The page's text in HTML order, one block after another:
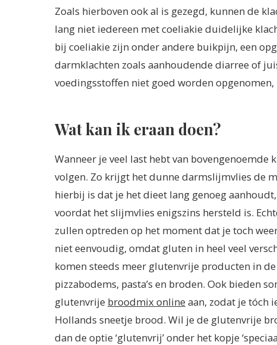
Zoals hierboven ook al is gezegd, kunnen de
lang niet iedereen met coeliakie duidelijke
bij coeliakie zijn onder andere buikpijn, een
darmklachten zoals aanhoudende diarree of
voedingsstoffen niet goed worden
Wat kan ik eraan doen?
Wanneer je veel last hebt van
volgen. Zo krijgt het dunne darmslijmvlies de
hierbij is dat je het dieet lang genoeg
voordat het slijmvlies enigszins hersteld is.
zullen optreden op het moment dat je toch
niet eenvoudig, omdat gluten in heel veel
komen steeds meer glutenvrije producten in
pizzabodems, pasta’s en broden. Ook bieden
glutenvrije broodmix online aan, zodat je tóch
Hollands sneetje brood. Wil je de glutenvrije
dan de optie ‘glutenvrij’ onder het kopje